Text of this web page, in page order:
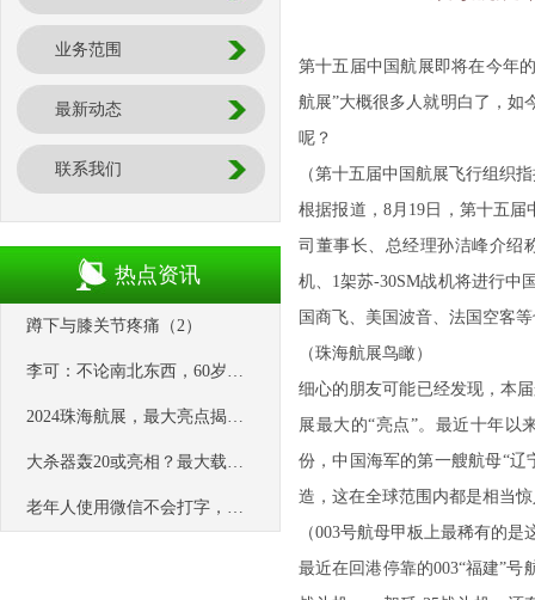
业务范围
最新动态
联系我们
热点资讯
蹲下与膝关节疼痛（2）
李可：不论南北东西，60岁以上老人，都要喝这碗保命汤
2024珠海航展，最大亮点揭晓！中国海军明确表态：要派一款战机来
大杀器轰20或亮相？最大载弹量45吨，3大指标打脸美国B2
老年人使用微信不会打字，学会这个小技巧，比年轻人打字还快
第十五届中国航展即将在今年
航展”大概很多人就明白了，如
呢？
（第十五届中国航展飞行组织
根据报道，8月19日，第十五
司董事长、总经理孙洁峰介绍
机、1架苏-30SM战机将进行中
国商飞、美国波音、法国空客
（珠海航展鸟瞰）
细心的朋友可能已经发现，本
展最大的“亮点”。最近十年以
份，中国海军的第一艘航母“
造，这在全球范围内都是相当
（003号航母甲板上最稀有的是
最近在回港停靠的003“福建”